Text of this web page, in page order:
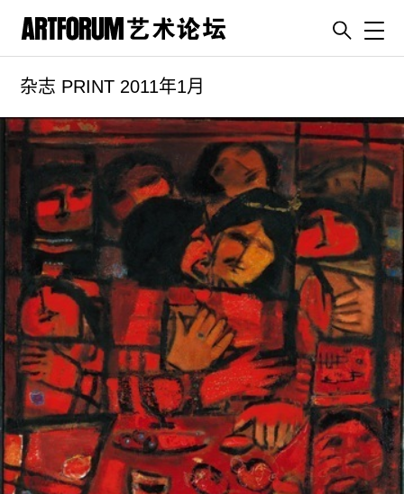
artguide
新闻
展评
杂志
专栏
视频
ENGLISH
ART & EDUCATION
广告
订阅
往期内容
杂志 PRINT 2011年1月